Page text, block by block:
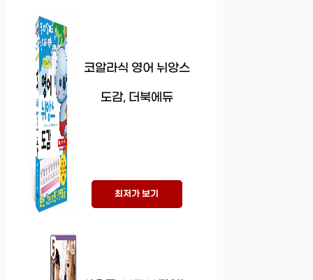
코알라식 영어 뉘앙스
도감, 더북에듀
최저가 보기